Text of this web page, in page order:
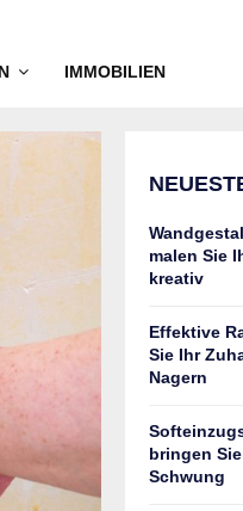
IMMOBILIEN
malen Sie
kreativ
Effektive
Sie Ihr
Nagern
bringen
Schwung